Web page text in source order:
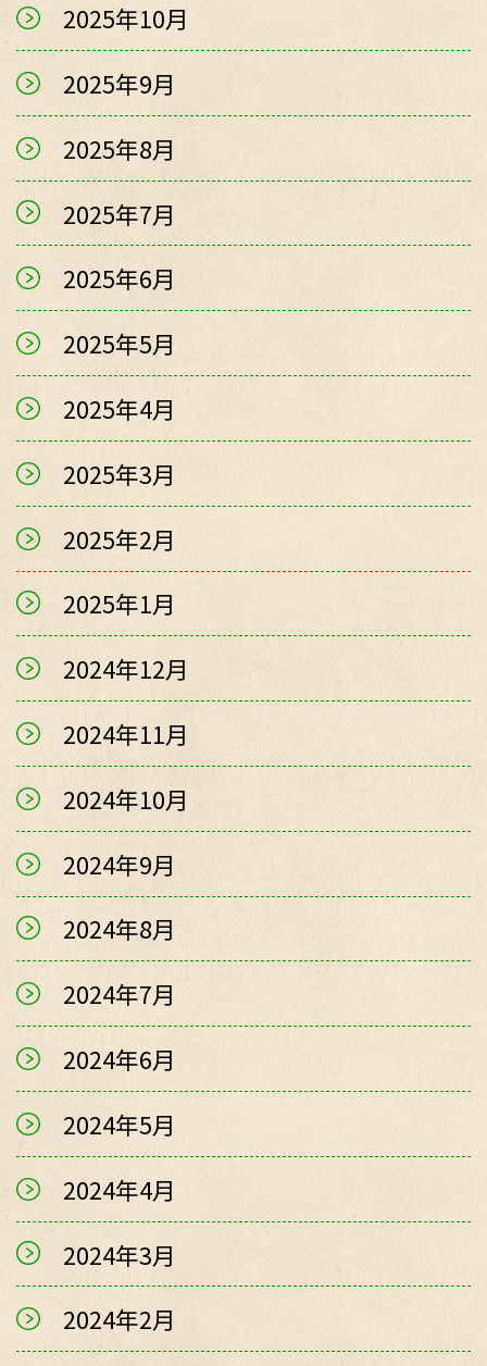
2025年10月
2025年9月
2025年8月
2025年7月
2025年6月
2025年5月
2025年4月
2025年3月
2025年2月
2025年1月
2024年12月
2024年11月
2024年10月
2024年9月
2024年8月
2024年7月
2024年6月
2024年5月
2024年4月
2024年3月
2024年2月